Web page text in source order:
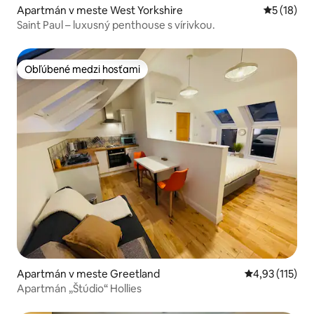
Apartmán v meste West Yorkshire
5 (18)
Saint Paul – luxusný penthouse s vírivkou.
Obľúbené medzi hosťami
Obľúbené medzi hosťami
Apartmán v meste Greetland Priemerné
4,93 (115)
Apartmán „Štúdio“ Hollies